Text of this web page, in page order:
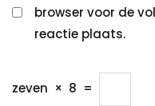
browser voor de
reactie plaats.
zeven × 8 =